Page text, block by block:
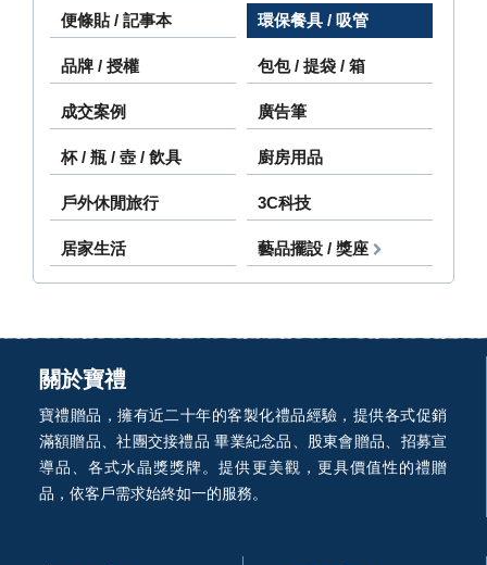
便條貼 / 記事本 環保餐具 / 吸管
品牌 / 授權 包包 / 提袋 / 箱
成交案例 廣告筆
杯 / 瓶 / 壺 / 飲具 廚房用品
戶外休閒旅行 3C科技
居家生活 藝品擺設 / 獎座
關於寶禮
寶禮贈品，擁有近二十年的客製化禮品經驗，提供各式促銷
滿額贈品、社團交接禮品 畢業紀念品、股東會贈品、招募宣
導品、各式水晶獎獎牌。提供更美觀，更具價值性的禮贈
品，依客戶需求始終如一的服務。